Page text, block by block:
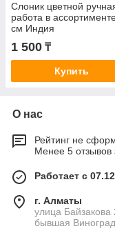
Слоник цветной
работа в
см Индия
1 500 ₸
Купить
О нас
Рейтинг не
Менее 5 отзывов
Работает с
г. Алматы
улица
бывшая